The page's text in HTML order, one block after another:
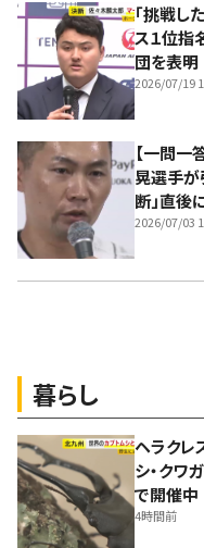
「挑戦し
ス１位
団を表
2026/07/19
【一問
晃選手が
断」直
2026/07/03
暮らし
ヘラクレ
シ・ク
で開催中
4時間前